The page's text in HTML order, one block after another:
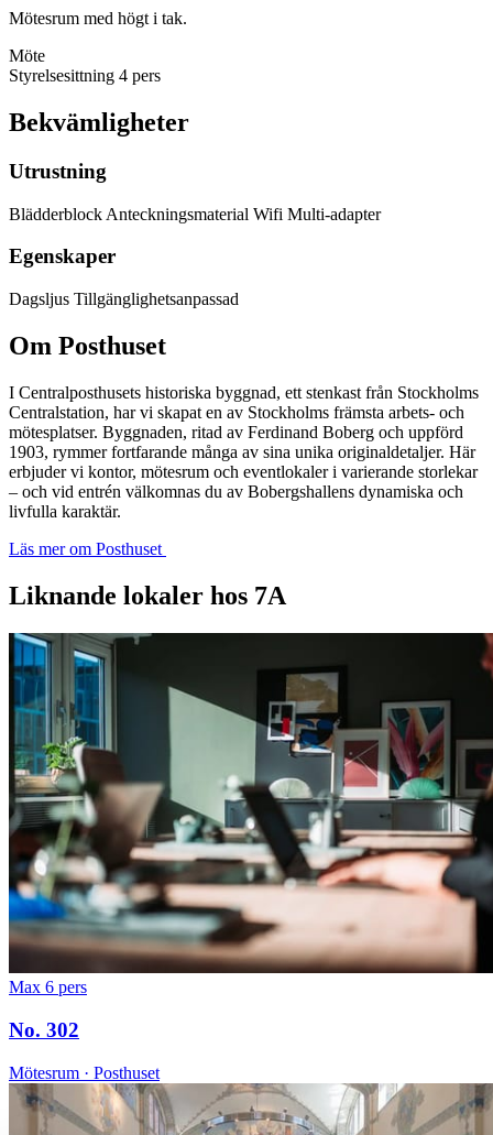
Mötesrum med högt i tak.
Möte
Styrelsesittning 4 pers
Bekvämligheter
Utrustning
Blädderblock Anteckningsmaterial Wifi Multi-adapter
Egenskaper
Dagsljus Tillgänglighetsanpassad
Om Posthuset
I Centralposthusets historiska byggnad, ett stenkast från Stockholms
Centralstation, har vi skapat en av Stockholms främsta arbets- och
mötesplatser. Byggnaden, ritad av Ferdinand Boberg och uppförd
1903, rymmer fortfarande många av sina unika originaldetaljer. Här
erbjuder vi kontor, mötesrum och eventlokaler i varierande storlekar
– och vid entrén välkomnas du av Bobergshallens dynamiska och
livfulla karaktär.
Läs mer om Posthuset
Liknande lokaler hos 7A
Max 6 pers
No. 302
Mötesrum · Posthuset